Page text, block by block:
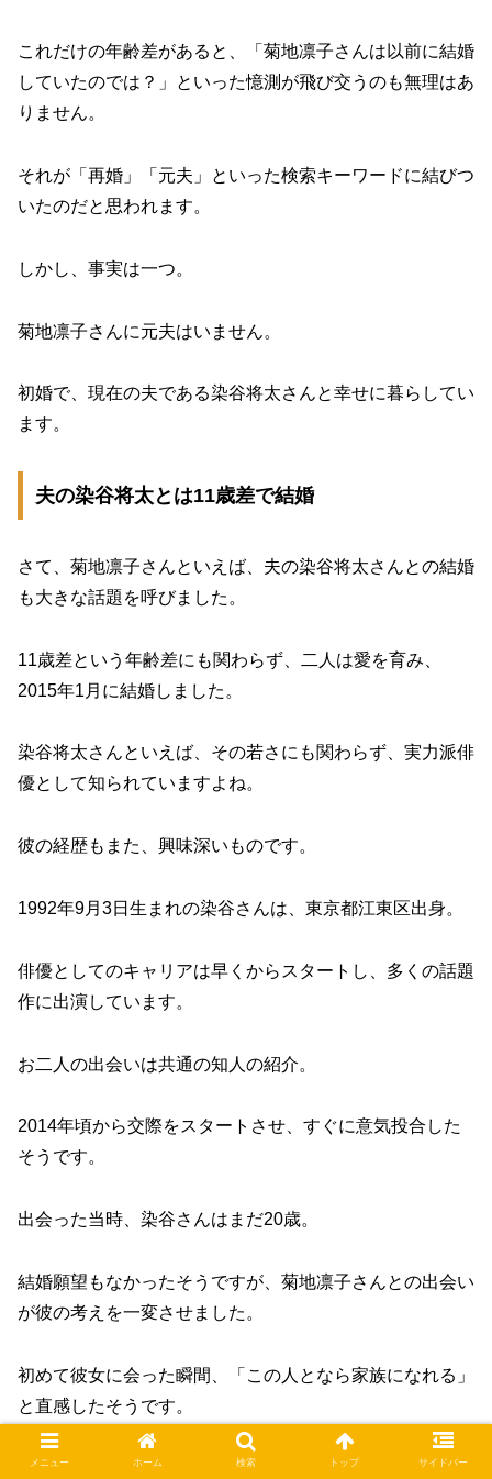
これだけの年齢差があると、「菊地凛子さんは以前に結婚
していたのでは？」といった憶測が飛び交うのも無理はあ
りません。
それが「再婚」「元夫」といった検索キーワードに結びつ
いたのだと思われます。
しかし、事実は一つ。
菊地凛子さんに元夫はいません。
初婚で、現在の夫である染谷将太さんと幸せに暮らしてい
ます。
夫の染谷将太とは11歳差で結婚
さて、菊地凛子さんといえば、夫の染谷将太さんとの結婚
も大きな話題を呼びました。
11歳差という年齢差にも関わらず、二人は愛を育み、
2015年1月に結婚しました。
染谷将太さんといえば、その若さにも関わらず、実力派俳
優として知られていますよね。
彼の経歴もまた、興味深いものです。
1992年9月3日生まれの染谷さんは、東京都江東区出身。
俳優としてのキャリアは早くからスタートし、多くの話題
作に出演しています。
お二人の出会いは共通の知人の紹介。
2014年頃から交際をスタートさせ、すぐに意気投合した
そうです。
出会った当時、染谷さんはまだ20歳。
結婚願望もなかったそうですが、菊地凛子さんとの出会い
が彼の考えを一変させました。
初めて彼女に会った瞬間、「この人となら家族になれる」
と直感したそうです。
まさに運命の出会いですね。
メニュー ホーム 検索 トップ サイドバー